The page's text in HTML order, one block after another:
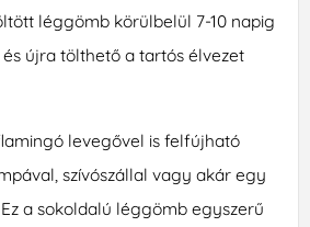
léggömb körülbelül 7-10 napig
újra tölthető a tartós élvezet
levegővel is felfújható
szívószállal vagy akár egy
a sokoldalú léggömb egyszerű